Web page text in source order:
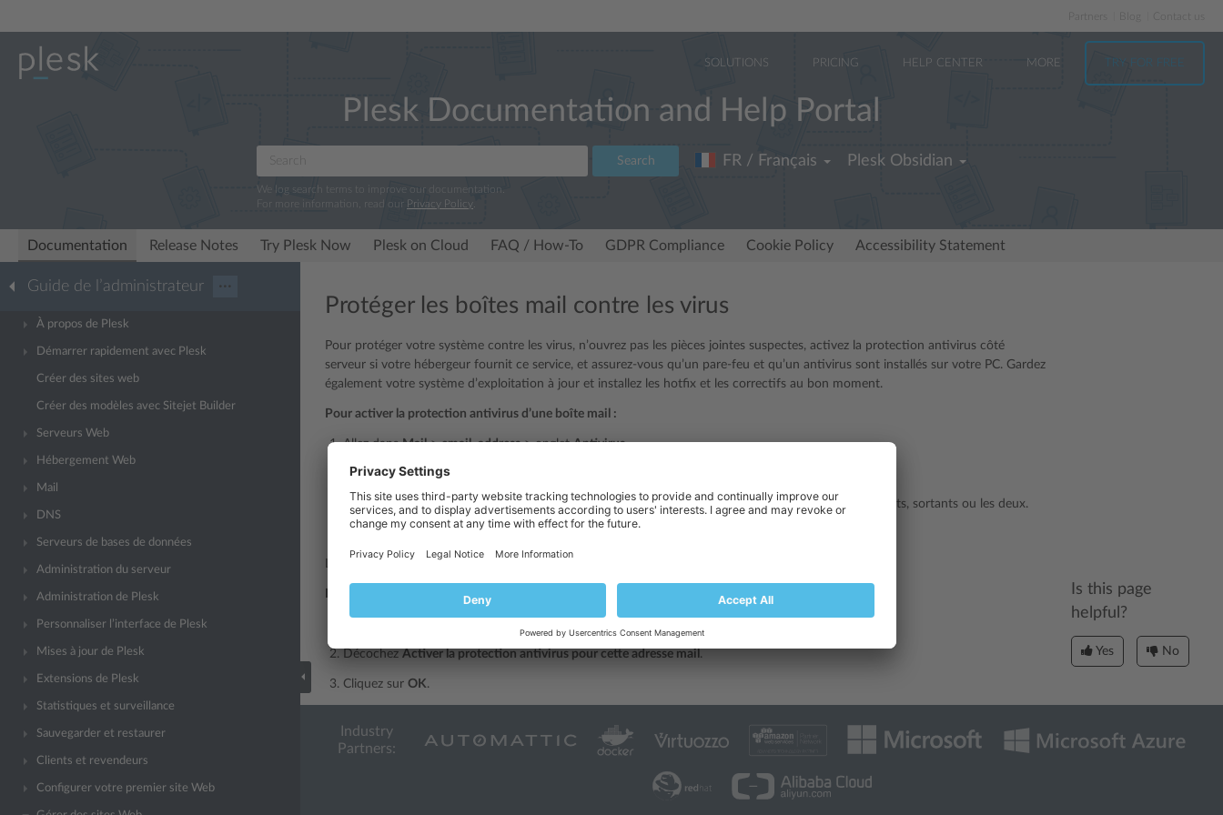
Partners
SOLUTIONS PRICING HELP CENTER MORE TRY FOR FREE
Plesk Documentation and Help Portal
Search
We log search terms to improve our documentation.
For more information, read our Privacy Policy
FR / Français Plesk Obsidian
Documentation Release Notes Try Plesk Now Plesk on Cloud FAQ / How-To GDPR Compliance Cookie Policy Accessibility Statement
Guide de l’administrateur ···
À propos de Plesk
Démarrer rapidement avec Plesk
Créer des sites web
Créer des modèles avec Sitejet Builder
Serveurs Web
Hébergement Web
Mail
DNS
Serveurs de bases de données
Administration du serveur
Administration de Plesk
Personnaliser l’interface de Plesk
Mises à jour de Plesk
Extensions de Plesk
Statistiques et surveillance
Sauvegarder et restaurer
Clients et revendeurs
Configurer votre premier site Web
Protéger les boîtes mail contre les virus
Pour protéger votre système contre les virus, n’ouvrez pas les pièces jointes suspectes, activez la protection antivirus côté
serveur si votre hébergeur fournit ce service, et assurez-vous qu’un pare-feu et qu’un antivirus sont installés sur votre PC. Gardez
également votre système d’exploitation à jour et installez les hotfix et les correctifs au bon moment.
Pour activer la protection antivirus d’une boîte mail :
Allez dansMail>email_address> ongletAntivirus.
CochezActiver la protection antivirus pour cette adresse mail
Choisissez le mode d’analyse des mails souhaité. Vous pouvez activer l’analyse pour les mails entrants, sortants ou les deux.
Cliquez sur
Lorsqu’un message infecté entrant est détecté, vous recevez une notification par e-mail.
Pour désactiver la protection antivirus d’une boîte mail :
Décochez Activer la protection antivirus pour cette adresse mail .
Cliquez sur OK.
Is this page
helpful?
Yes No
Industry
Partners: